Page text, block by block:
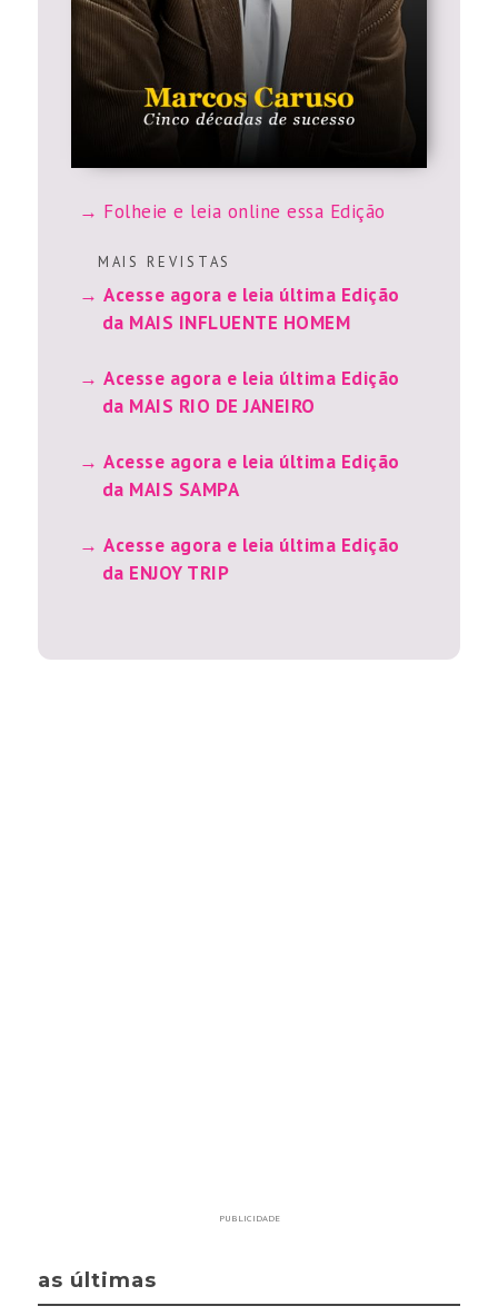
Folheie e leia online essa Edição
M A I S R E V I S T A S
Acesse agora e leia última Edição
da MAIS INFLUENTE HOMEM
Acesse agora e leia última Edição
da MAIS RIO DE JANEIRO
Acesse agora e leia última Edição
da MAIS SAMPA
Acesse agora e leia última Edição
da ENJOY TRIP
PUBLICIDADE
as últimas